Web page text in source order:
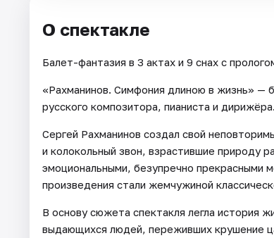
О спектакле
Балет-фантазия в 3 актах и 9 снах с
«Рахманинов. Симфония длиною в жизнь» —
русского композитора, пианиста и дирижёра.
Сергей Рахманинов создал свой
и колокольный звон, взрастившие природу
эмоциональными, безупречно прекрасными
произведения стали жемчужиной
В основу сюжета спектакля легла история
выдающихся людей, переживших крушение